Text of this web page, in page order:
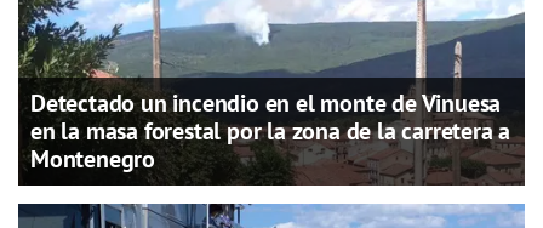
Detectado un incendio en el monte de Vinuesa
en la masa forestal por la zona de la carretera a
Montenegro